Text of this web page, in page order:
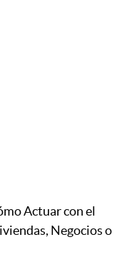
Actuar con el
Negocios o